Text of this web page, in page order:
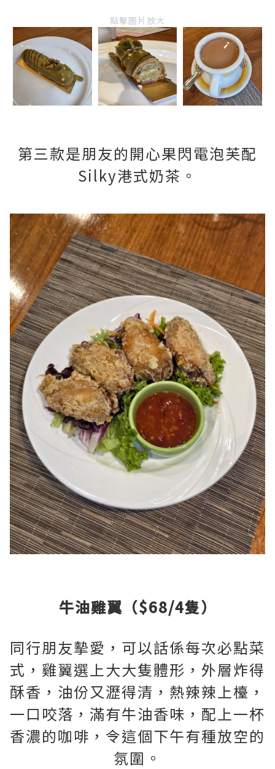
點擊圖片放大
第三款是朋友的開心果閃電泡芙配
Silky港式奶茶。
牛油雞翼（$68/4隻）
同行朋友摰愛，可以話係每次必點菜
式，雞翼選上大大隻體形，外層炸得
酥香，油份又瀝得清，熱辣辣上檯，
一口咬落，滿有牛油香味，配上一杯
香濃的咖啡，令這個下午有種放空的
氛圍。